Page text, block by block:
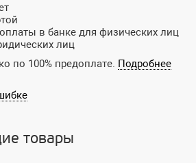
в банке для физических лиц
лиц
по 100% предоплате. Подробнее
товары